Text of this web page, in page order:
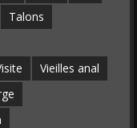
Talons
Vieilles anal